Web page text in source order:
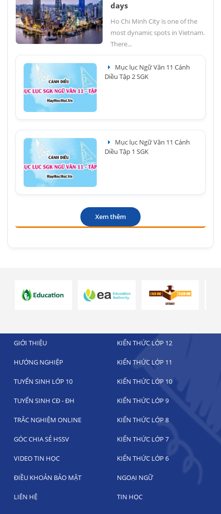
days
Ho Chi Minh City is one of the
most dynamic spots in Vietnam.
There...
Mục lục Ngữ Văn 11 Cánh
Diều Tập 2 SGK
Mục lục Ngữ Văn 11 Cánh
Diều Tập 1 SGK
Xem thêm
GIỚI THIỆU KIẾN THỨC LỚP 12
HƯỚNG NGHIỆP KIẾN THỨC LỚP 11
TUYỂN SINH LỚP 10 KIẾN THỨC LỚP 10
TUYỂN SINH CĐ - ĐH KIẾN THỨC LỚP 9
TRẮC NGHIỆM ONLINE KIẾN THỨC LỚP 8
GÓC CHIA SẺ HSSV KIẾN THỨC LỚP 7
VIDEO TIN HỌC KIẾN THỨC LỚP 6
ĐIỀU KHOẢN BẢO MẬT NGOẠI NGỮ
LIÊN HỆ TIN HỌC